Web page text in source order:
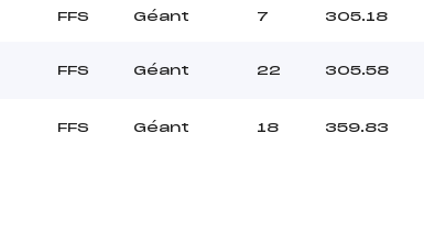
FFS Géant 7 305.18
FFS Géant 22 305.58
FFS Géant 18 359.83